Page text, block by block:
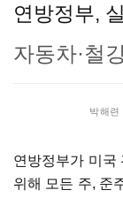
연방정부,
자동차·철
박해
연방정부가 미국
위해 모든 주, 준